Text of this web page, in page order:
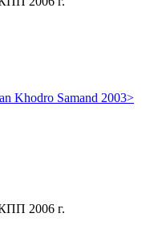
Khodro Samand 2003>
2006 г.